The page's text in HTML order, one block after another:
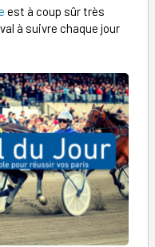
est à coup sûr très
à suivre chaque jour